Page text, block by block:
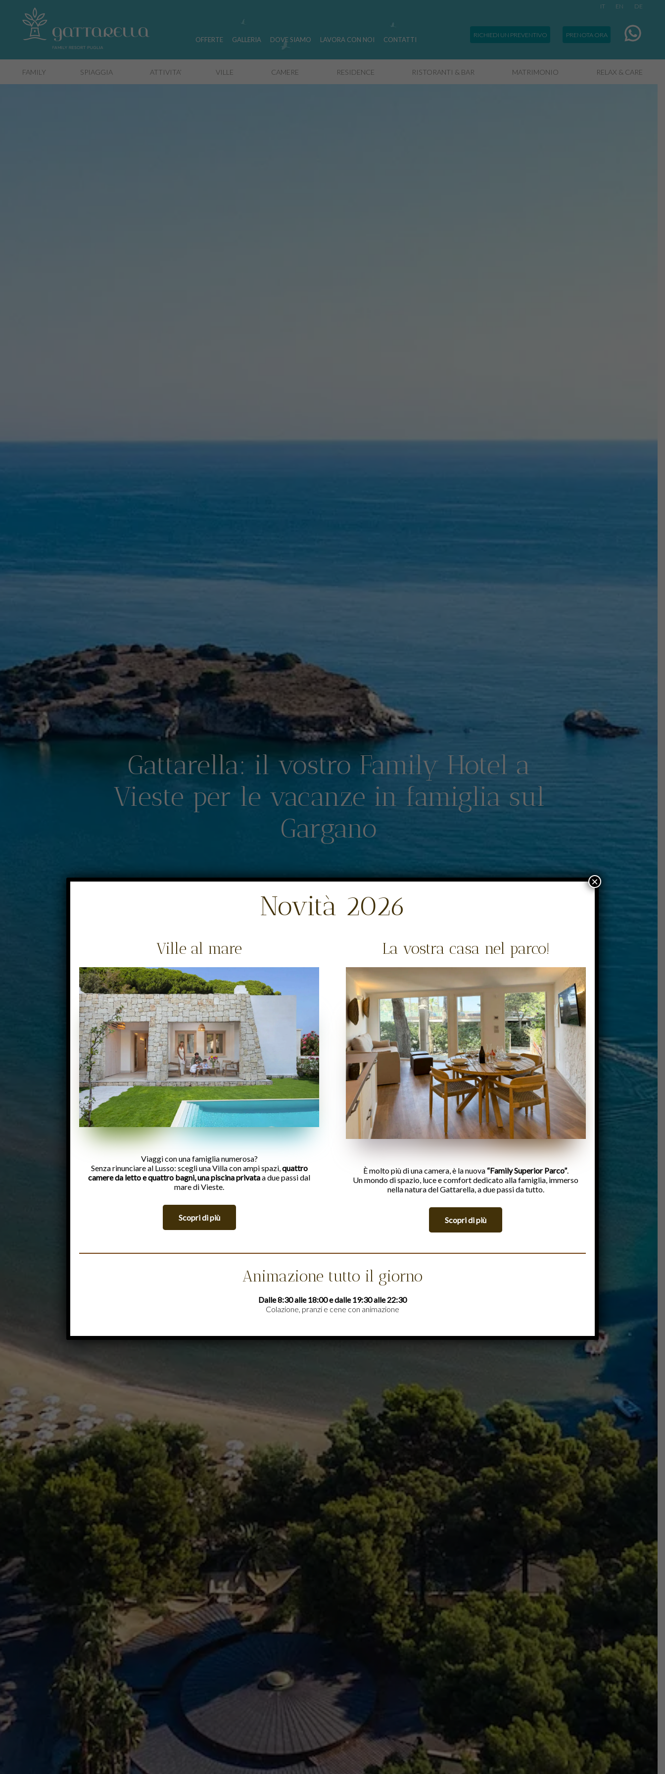
IT EN DE
OFFERTE GALLERIA DOVE SIAMO LAVORA CON NOI CONTATTI
RICHIEDI UN PREVENTIVO PRENOTA ORA
FAMILY SPIAGGIA ATTIVITA’ VILLE CAMERE RESIDENCE RISTORANTI & BAR MATRIMONIO RELAX & CARE
Gattarella: il vostro Family Hotel a
Vieste per le vacanze in famiglia sul
Gargano
Novità 2026
Ville al mare
Viaggi con una famiglia numerosa?
Senza rinunciare al Lusso: scegli una Villa con ampi spazi, quattro
camere da letto e quattro bagni, una piscina privataa due passi dal
mare di Vieste.
Scopri di più
La vostra casa nel parco!
È molto più di una camera, è la nuova “Family Superior Parco”.
Un mondo di spazio, luce e comfort dedicato alla famiglia, immerso
nella natura del Gattarella, a due passi da tutto.
Scopri di più
Animazione tutto il giorno
Dalle 8:30 alle 18:00 e dalle 19:30 alle 22:30
Colazione, pranzi e cene con animazione
×